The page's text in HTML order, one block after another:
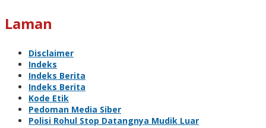
Laman
Disclaimer
Indeks
Indeks Berita
Indeks Berita
Kode Etik
Pedoman Media Siber
Polisi Rohul Stop Datangnya Mudik Luar